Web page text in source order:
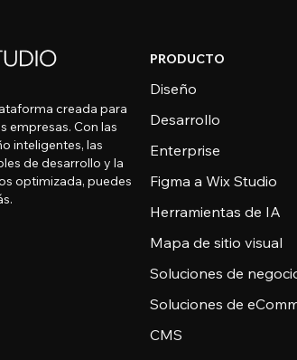
creada para
empresas. Con las
inteligentes, las
de desarrollo y la
optimizada, puedes
PRODUCTO
Diseño
Desarrollo
Enterprise
Figma a Wix Studio
Herramientas de IA
Mapa de sitio visual
Soluciones de
Soluciones de
CMS